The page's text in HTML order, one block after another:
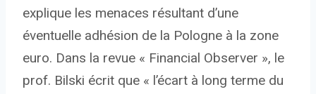
explique les menaces résultant d’une
éventuelle adhésion de la Pologne à la zone
euro. Dans la revue « Financial Observer », le
prof. Bilski écrit que « l’écart à long terme du